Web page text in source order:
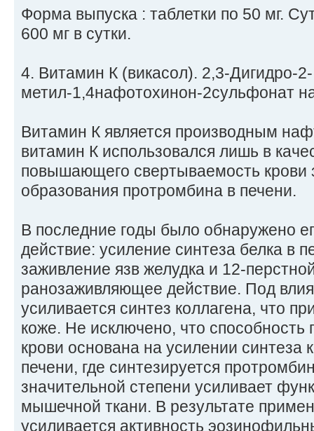
Форма выпуска : таблетки по 50 мг.
600 мг в сутки.
4. Витамин К (викасол). 2,3-Дигидро-2-
метил-1,4нафотохинон-2сульфонат
Витамин К является производным
витамин К использовался лишь в
повышающего свертываемость крови
образования протромбина в печени.
В последние годы было обнаружено
действие: усиление синтеза белка в
заживление язв желудка и 12-
ранозаживляющее действие. Под
усиливается синтез коллагена, что
коже. Не исключено, что
крови основана на усилении синтеза
печени, где синтезируется
значительной степени усиливает
мышечной ткани. В результате
усиливается активность